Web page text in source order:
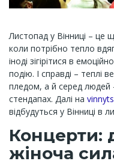
Листопад у Вінниці – це
коли потрібно тепло
іноді зігірітися в
подію. І справді – теплі
пледом, а й серед людей
стендапах. Далі на
відбудуться у Вінниці в
Концерти:
жіноча